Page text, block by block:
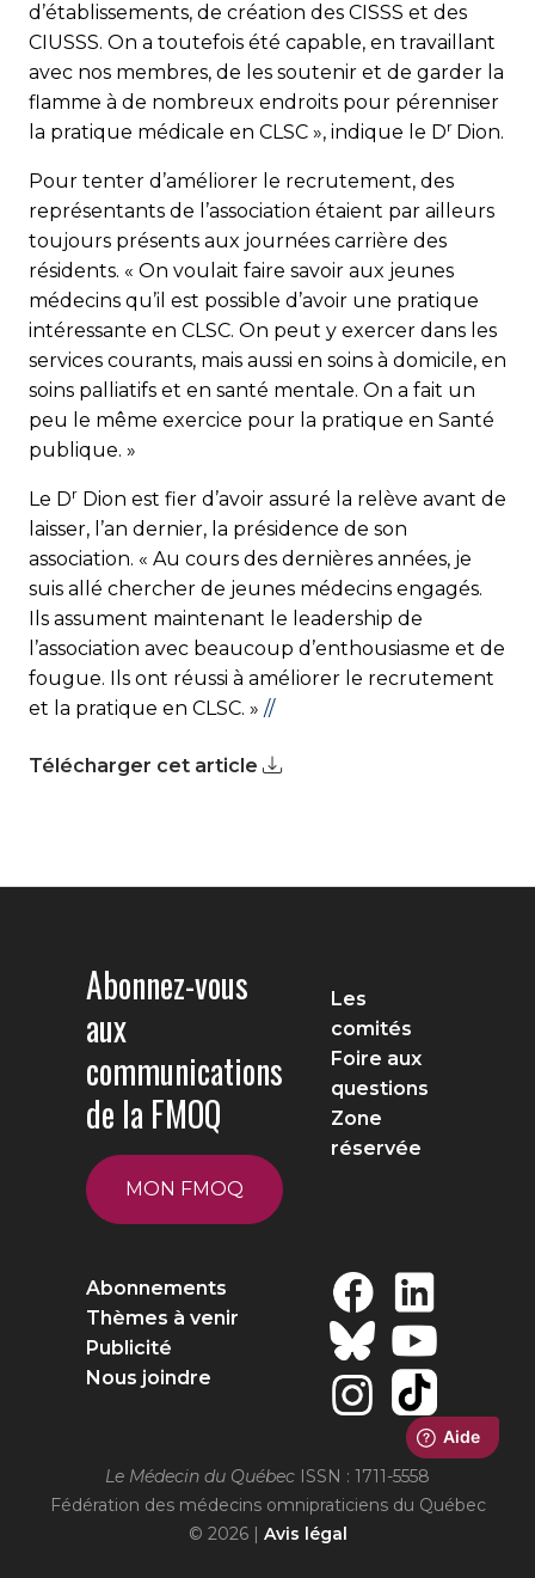
d’établissements, de création des CISSS et des
CIUSSS. On a toutefois été capable, en travaillant
avec nos membres, de les soutenir et de garder la
flamme à de nombreux endroits pour pérenniser
la pratique médicale en CLSC », indique le Dr Dion.
Pour tenter d’améliorer le recrutement, des
représentants de l’association étaient par ailleurs
toujours présents aux journées carrière des
résidents. « On voulait faire savoir aux jeunes
médecins qu’il est possible d’avoir une pratique
intéressante en CLSC. On peut y exercer dans les
services courants, mais aussi en soins à domicile, en
soins palliatifs et en santé mentale. On a fait un
peu le même exercice pour la pratique en Santé
publique. »
Le Dr Dion est fier d’avoir assuré la relève avant de
laisser, l’an dernier, la présidence de son
association. « Au cours des dernières années, je
suis allé chercher de jeunes médecins engagés.
Ils assument maintenant le leadership de
l’association avec beaucoup d’enthousiasme et de
fougue. Ils ont réussi à améliorer le recrutement
et la pratique en CLSC. » //
Télécharger cet article
Abonnez-vous
aux
communications
de la FMOQ
MON FMOQ
Les
comités
Foire aux
questions
Zone
réservée
Abonnements
Thèmes à venir
Publicité
Nous joindre
Le Médecin du Québec ISSN : 1711-5558
Fédération des médecins omnipraticiens du Québec
© 2026 | Avis légal